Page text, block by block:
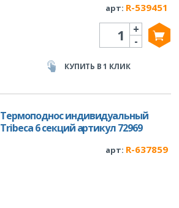
арт: R-539451
Количество
-
+
КУПИТЬ В 1 КЛИК
Термоподнос индивидуальный
Tribeca 6 секций артикул 72969
арт: R-637859